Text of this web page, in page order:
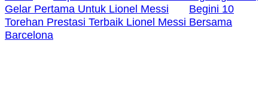
Gelar Pertama Untuk Lionel Messi
Begini 10
Torehan Prestasi Terbaik Lionel Messi Bersama
Barcelona